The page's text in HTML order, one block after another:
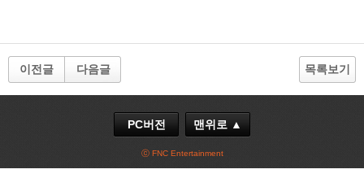
이전글 다음글 목록보기
PC버전 맨위로 ▲
ⓒ FNC Entertainment